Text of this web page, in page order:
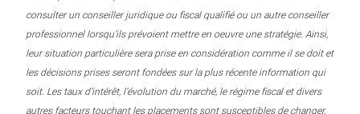
consulter un conseiller juridique ou fiscal qualifié ou un autre conseiller
professionnel lorsqu’ils prévoient mettre en oeuvre une stratégie. Ainsi,
leur situation particulière sera prise en considération comme il se doit et
les décisions prises seront fondées sur la plus récente information qui
soit. Les taux d’intérêt, l’évolution du marché, le régime fiscal et divers
autres facteurs touchant les placements sont susceptibles de changer.